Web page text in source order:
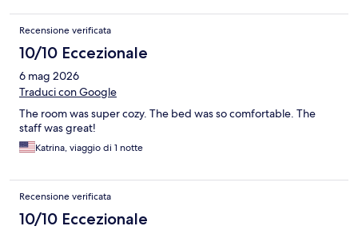
Recensione verificata
10/10 Eccezionale
6 mag 2026
Traduci con Google
The room was super cozy. The bed was so comfortable. The
staff was great!
Katrina, viaggio di 1 notte
Recensione verificata
10/10 Eccezionale